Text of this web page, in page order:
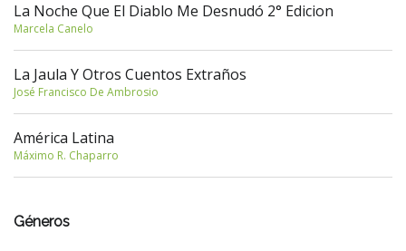
La Noche Que El Diablo Me Desnudó 2° Edicion
Marcela Canelo
La Jaula Y Otros Cuentos Extraños
José Francisco De Ambrosio
América Latina
Máximo R. Chaparro
Géneros